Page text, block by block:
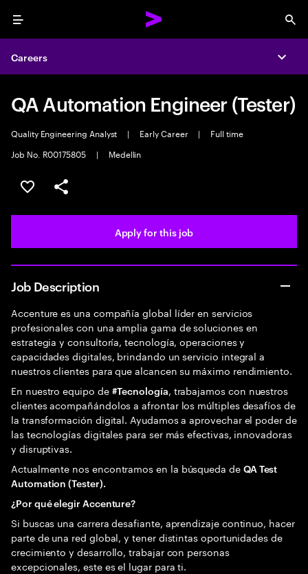
Menu
Careers
QA Automation Engineer (Tester)
Quality Engineering Analyst | Early Career |
Full time
Job No. R00175805
| Medellin
Save this job
Share this job
Apply for this job
Job Description
Accenture es una compañía global líder en servicios
profesionales con una amplia gama de soluciones en
estrategia y consultoría, tecnología, operaciones y
capacidades digitales, brindando un servicio integral a
nuestros clientes para que alcancen su máximo rendimiento.
En nuestro equipo de #Tecnología, trabajamos con nuestros
clientes acompañándolos a afrontar los múltiples desafíos de
la transformación digital. Ayudamos a aprovechar el poder de
las tecnologías digitales para ser más efectivas, innovadoras
y disruptivas.
Actualmente nos encontramos en la búsqueda de QA Test
Automation (Tester).
¿Por qué elegir Accenture?
Si buscas una carrera desafiante, aprendizaje continuo, hacer
parte de una red global, y tener distintas oportunidades de
crecimiento y desarrollo, trabajar con personas
excepcionales, este es el lugar para ti.